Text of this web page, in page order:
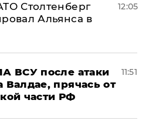
Столтенберг
Альянса в
12:05
ВСУ после атаки
прячась от
части РФ
11:51